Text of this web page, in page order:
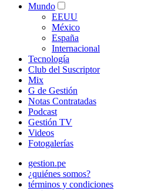
Mundo
EEUU
México
España
Internacional
Tecnología
Club del Suscriptor
Mix
G de Gestión
Notas Contratadas
Podcast
Gestión TV
Videos
Fotogalerías
gestion.pe
¿quiénes somos?
términos y condiciones